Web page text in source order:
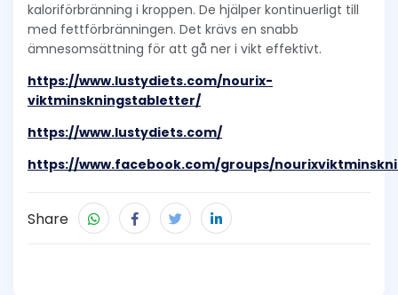
kaloriförbränning i kroppen. De hjälper kontinuerligt till
med fettförbränningen. Det krävs en snabb
ämnesomsättning för att gå ner i vikt effektivt.
https://www.lustydiets.com/nourix-
viktminskningstabletter/
https://www.lustydiets.com/
https://www.facebook.com/groups/
Share